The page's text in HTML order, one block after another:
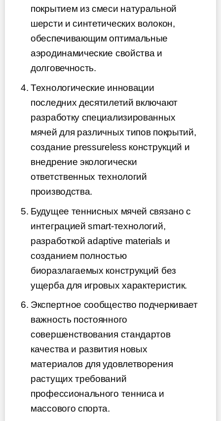
покрытием из смеси натуральной
шерсти и синтетических волокон,
обеспечивающим оптимальные
аэродинамические свойства и
долговечность.
Технологические инновации
последних десятилетий включают
разработку специализированных
мячей для различных типов покрытий,
создание pressureless конструкций и
внедрение экологически
ответственных технологий
производства.
Будущее теннисных мячей связано с
интеграцией smart-технологий,
разработкой adaptive materials и
созданием полностью
биоразлагаемых конструкций без
ущерба для игровых характеристик.
Экспертное сообщество подчеркивает
важность постоянного
совершенствования стандартов
качества и развития новых
материалов для удовлетворения
растущих требований
профессионального тенниса и
массового спорта.